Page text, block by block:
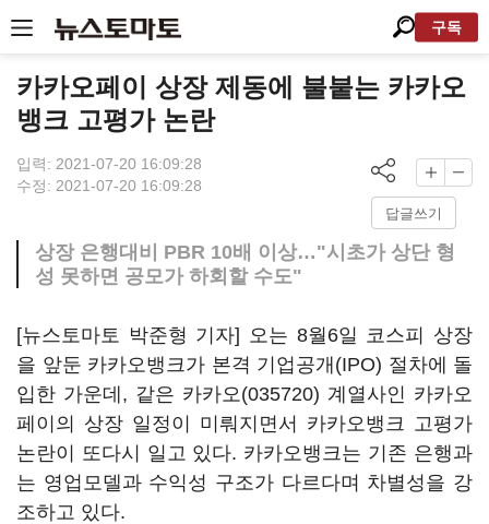
구독
카카오페이 상장 제동에 불붙는 카카오
뱅크 고평가 논란
입력: 2021-07-20 16:09:28
수정: 2021-07-20 16:09:28
답글쓰기
상장 은행대비 PBR 10배 이상…"시초가 상단 형
성 못하면 공모가 하회할 수도"
[뉴스토마토 박준형 기자] 오는 8월6일 코스피 상장
을 앞둔 카카오뱅크가 본격 기업공개(IPO) 절차에 돌
입한 가운데, 같은 카카오(035720) 계열사인 카카오
페이의 상장 일정이 미뤄지면서 카카오뱅크 고평가
논란이 또다시 일고 있다. 카카오뱅크는 기존 은행과
는 영업모델과 수익성 구조가 다르다며 차별성을 강
조하고 있다.